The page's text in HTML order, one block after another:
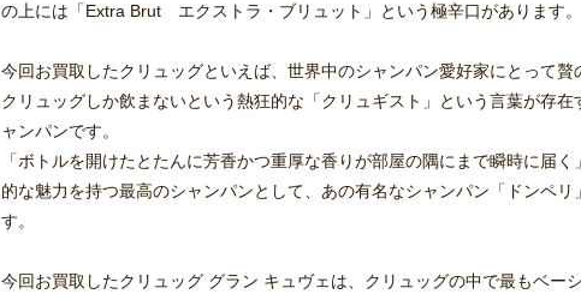
の上には「Extra Brut エクストラ・ブリュット」という極辛口があります。
今回お買取したクリュッグといえば、世界中のシャンパン愛好家にとって
クリュッグしか飲まないという熱狂的な「クリュギスト」という言葉が存
ャンパンです。
「ボトルを開けたとたんに芳香かつ重厚な香りが部屋の隅にまで瞬時に届
的な魅力を持つ最高のシャンパンとして、あの有名なシャンパン「ドンペ
す。
今回お買取したクリュッグ グラン キュヴェは、クリュッグの中で最もベー